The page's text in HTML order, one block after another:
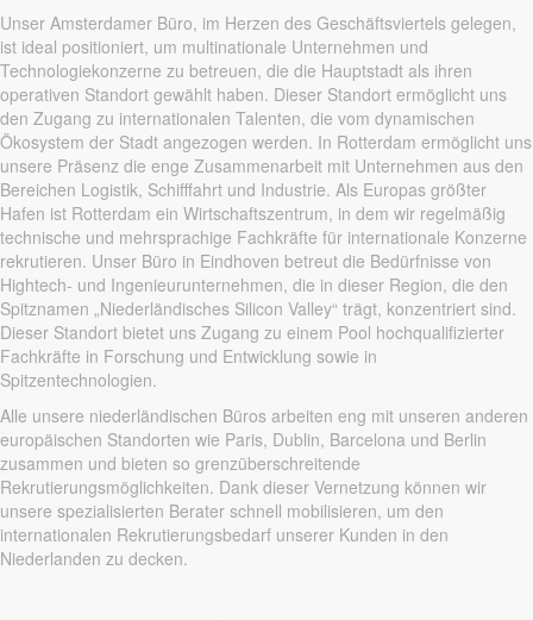
Unser Amsterdamer Büro, im Herzen des Geschäftsviertels gelegen,
ist ideal positioniert, um multinationale Unternehmen und
Technologiekonzerne zu betreuen, die die Hauptstadt als ihren
operativen Standort gewählt haben. Dieser Standort ermöglicht uns
den Zugang zu internationalen Talenten, die vom dynamischen
Ökosystem der Stadt angezogen werden. In Rotterdam ermöglicht uns
unsere Präsenz die enge Zusammenarbeit mit Unternehmen aus den
Bereichen Logistik, Schifffahrt und Industrie. Als Europas größter
Hafen ist Rotterdam ein Wirtschaftszentrum, in dem wir regelmäßig
technische und mehrsprachige Fachkräfte für internationale Konzerne
rekrutieren. Unser Büro in Eindhoven betreut die Bedürfnisse von
Hightech- und Ingenieurunternehmen, die in dieser Region, die den
Spitznamen „Niederländisches Silicon Valley“ trägt, konzentriert sind.
Dieser Standort bietet uns Zugang zu einem Pool hochqualifizierter
Fachkräfte in Forschung und Entwicklung sowie in
Spitzentechnologien.
Alle unsere niederländischen Büros arbeiten eng mit unseren anderen
europäischen Standorten wie Paris, Dublin, Barcelona und Berlin
zusammen und bieten so grenzüberschreitende
Rekrutierungsmöglichkeiten. Dank dieser Vernetzung können wir
unsere spezialisierten Berater schnell mobilisieren, um den
internationalen Rekrutierungsbedarf unserer Kunden in den
Niederlanden zu decken.